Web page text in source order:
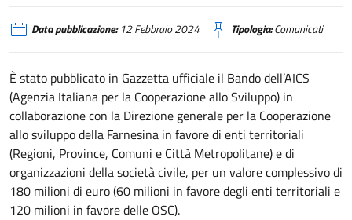
Data pubblicazione:12 Febbraio 2024 Tipologia:Comunicati
È stato pubblicato in Gazzetta ufficiale il Bando dell’AICS
(Agenzia Italiana per la Cooperazione allo Sviluppo) in
collaborazione con la Direzione generale per la Cooperazione
allo sviluppo della Farnesina in favore di enti territoriali
(Regioni, Province, Comuni e Città Metropolitane) e di
organizzazioni della società civile, per un valore complessivo di
180 milioni di euro (60 milioni in favore degli enti territoriali e
120 milioni in favore delle OSC).